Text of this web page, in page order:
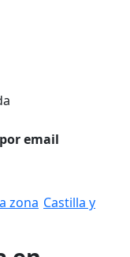
email
zona Castilla y